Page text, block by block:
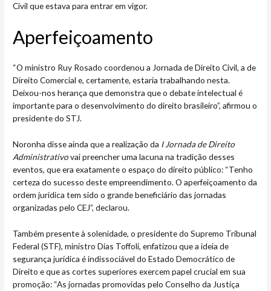
Civil que estava para entrar em vigor.
Aperfeiçoa​​​mento
“O ministro Ruy Rosado coordenou a Jornada de Direito Civil, a de
Direito Comercial e, certamente, estaria trabalhando nesta.
Deixou-nos herança que demonstra que o debate intelectual é
importante para o desenvolvimento do direito brasileiro”, afirmou o
presidente do STJ.
Noronha disse ainda que a realização da I Jornada de Direito
Administrativovai preencher uma lacuna na tradição desses
eventos, que era exatamente o espaço do direito público: “Tenho
certeza do sucesso deste empreendimento. O aperfeiçoamento da
ordem jurídica tem sido o grande beneficiário das jornadas
organizadas pelo CEJ”, declarou.
Também presente à solenidade, o presidente do Supremo Tribunal
Federal (STF), ministro Dias Toffoli, enfatizou que a ideia de
segurança jurídica é indissociável do Estado Democrático de
Direito e que as cortes superiores exercem papel crucial em sua
promoção: “As jornadas promovidas pelo Conselho da Justiça